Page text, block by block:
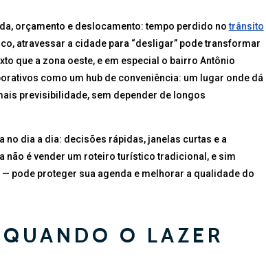
orçamento e deslocamento: tempo perdido notrânsito
atravessar a cidade para “desligar” pode transformar
que a zona oeste, e em especial o bairro Antônio
como um hub de conveniência: um lugar onde dá
previsibilidade, sem depender de longos
no dia a dia: decisões rápidas, janelas curtas e a
não é vender um roteiro turístico tradicional, e sim
pode proteger sua agenda e melhorar a qualidade do
O LAZER